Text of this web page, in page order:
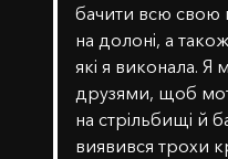
бачити всю свою
на долоні, а
які я виконала. Я
друзями, щоб
на стрільбищі й
виявився трохи